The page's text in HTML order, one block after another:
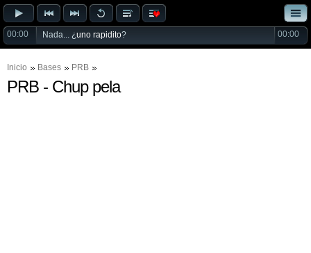
00:00 Nada... ¿uno rapidito? 00:00
Inicio Bases PRB
PRB - Chup pela